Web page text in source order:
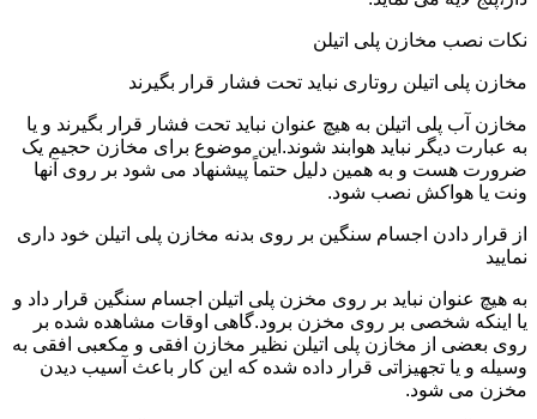
نکات نصب مخازن پلی اتیلن
مخازن پلی اتیلن روتاری نباید تحت فشار قرار بگیرند
مخازن آب پلی اتیلن به هیچ عنوان نباید تحت فشار قرار بگیرند و یا
به عبارت دیگر نباید هوابند شوند.این موضوع برای مخازن حجیم یک
ضرورت هست و به همین دلیل حتماً پیشنهاد می شود بر روی آنها
ونت یا هواکش نصب شود.
از قرار دادن اجسام سنگین بر روی بدنه مخازن پلی اتیلن خود داری
نمایید
به هیچ عنوان نباید بر روی مخزن پلی اتیلن اجسام سنگین قرار داد و
یا اینکه شخصی بر روی مخزن برود.گاهی اوقات مشاهده شده بر
روی بعضی از مخازن پلی اتیلن نظیر مخازن افقی و مکعبی افقی به
وسیله و یا تجهیزاتی قرار داده شده که این کار باعث آسیب دیدن
مخزن می شود.